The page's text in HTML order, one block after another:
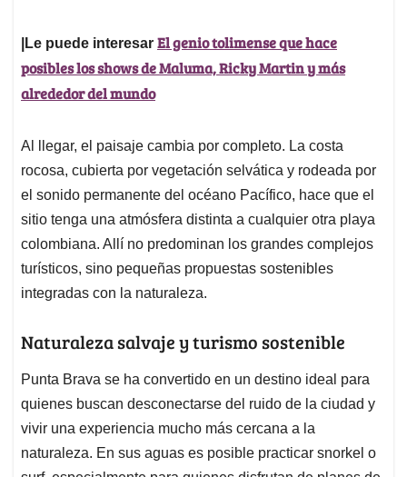
|Le puede interesar El genio tolimense que hace
posibles los shows de Maluma, Ricky Martin y más
alrededor del mundo
Al llegar, el paisaje cambia por completo. La costa
rocosa, cubierta por vegetación selvática y rodeada por
el sonido permanente del océano Pacífico, hace que el
sitio tenga una atmósfera distinta a cualquier otra playa
colombiana. Allí no predominan los grandes complejos
turísticos, sino pequeñas propuestas sostenibles
integradas con la naturaleza.
Naturaleza salvaje y turismo sostenible
Punta Brava se ha convertido en un destino ideal para
quienes buscan desconectarse del ruido de la ciudad y
vivir una experiencia mucho más cercana a la
naturaleza. En sus aguas es posible practicar snorkel o